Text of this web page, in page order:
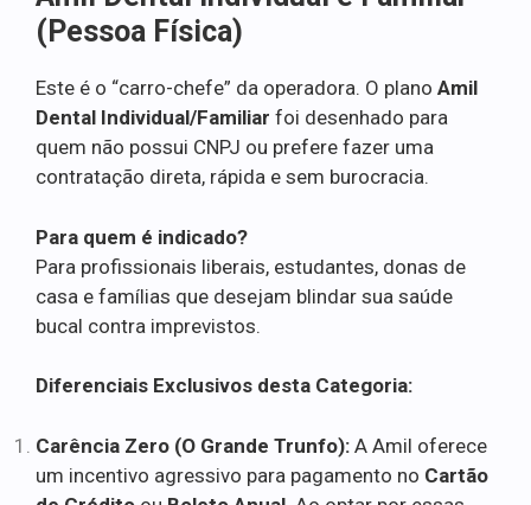
(Pessoa Física)
Este é o “carro-chefe” da operadora. O plano Amil
Dental Individual/Familiar foi desenhado para
quem não possui CNPJ ou prefere fazer uma
contratação direta, rápida e sem burocracia.
Para quem é indicado?
Para profissionais liberais, estudantes, donas de
casa e famílias que desejam blindar sua saúde
bucal contra imprevistos.
Diferenciais Exclusivos desta Categoria:
Carência Zero (O Grande Trunfo): A Amil oferece
um incentivo agressivo para pagamento no Cartão